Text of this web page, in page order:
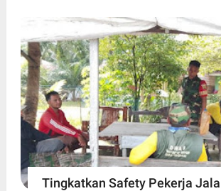
Tingkatkan Safety Pekerja